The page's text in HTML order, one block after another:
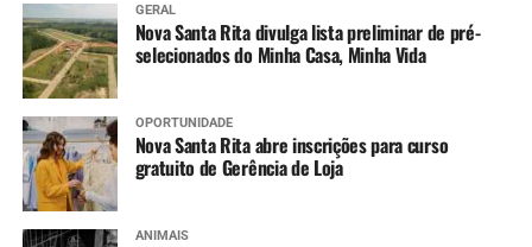
GERAL
Nova Santa Rita divulga lista preliminar de pré-
selecionados do Minha Casa, Minha Vida
OPORTUNIDADE
Nova Santa Rita abre inscrições para curso
gratuito de Gerência de Loja
ANIMAIS